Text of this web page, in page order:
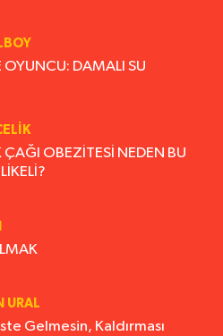
OYUNCU: DAMALI SU
OBEZİTESİ NEDEN BU
URAL
Gelmesin, Kaldırması